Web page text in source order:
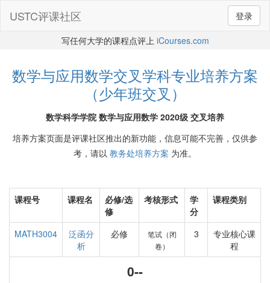
登录
USTC评课社区
写任何大学的课程点评上 iCourses.com
数学与应用数学交叉学科专业培养方案
（少年班交叉）
数学科学学院 数学与应用数学 2020级 交叉培养
培养方案页面是评课社区推出的新功能，信息可能不完善，仅供参
考，请以 教务处培养方案 为准。
课程号 课程名
必修/选
修
考核形式
学
分
课程类别
MATH3004
泛函分
析
必修
笔试（闭
卷）
3
专业核心课
程
0--